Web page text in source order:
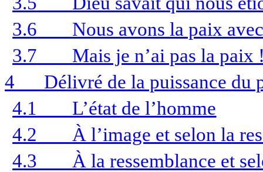
3.6
Nous avons la paix
3.7
Mais je n’ai pas la paix
4
Délivré de la puissance du
4.1
L’état de l’homme
4.2
À l’image et selon la
4.3
À la ressemblance et